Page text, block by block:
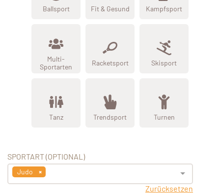
Ballsport Fit & Gesund Kampfsport
Multi-
Sportarten
Racketsport Skisport
Tanz Trendsport Turnen
SPORTART (OPTIONAL)
Judo
Zurücksetzen